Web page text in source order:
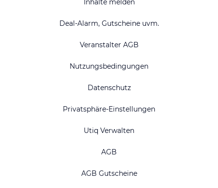
Inhalte melden
Deal-Alarm, Gutscheine uvm.
Veranstalter AGB
Nutzungsbedingungen
Datenschutz
Privatsphäre-Einstellungen
Utiq Verwalten
AGB
AGB Gutscheine